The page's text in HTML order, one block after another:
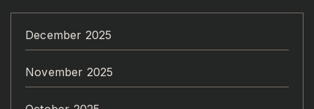
December 2025
November 2025